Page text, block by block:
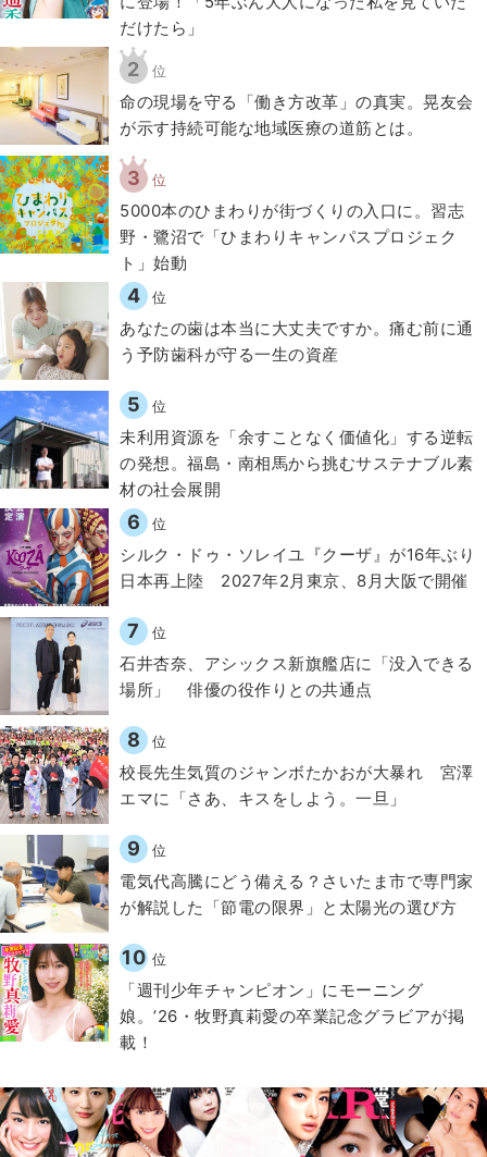
だけたら」
2 位
​命の現場を守る「働き方改革」の真実。晃友会
が示す持続可能な地域医療の道筋とは。
3 位
5000本のひまわりが街づくりの入口に。習志
野・鷺沼で「ひまわりキャンパスプロジェク
ト」始動
4 位
​あなたの歯は本当に大丈夫ですか。痛む前に通
う予防歯科が守る一生の資産
5 位
​​未利用資源を「余すことなく価値化」する逆転
の発想。福島・南相馬から挑むサステナブル素
材の社会展開​
6 位
シルク・ドゥ・ソレイユ『クーザ』が16年ぶり
日本再上陸 2027年2月東京、8月大阪で開催
7 位
石井杏奈、アシックス新旗艦店に「没入できる
場所」 俳優の役作りとの共通点
8 位
校長先生気質のジャンボたかおが大暴れ 宮澤
エマに「さあ、キスをしよう。一旦」
9 位
電気代高騰にどう備える？さいたま市で専門家
が解説した「節電の限界」と太陽光の選び方
10 位
「週刊少年チャンピオン」にモーニング
娘。’26・牧野真莉愛の卒業記念グラビアが掲
載！